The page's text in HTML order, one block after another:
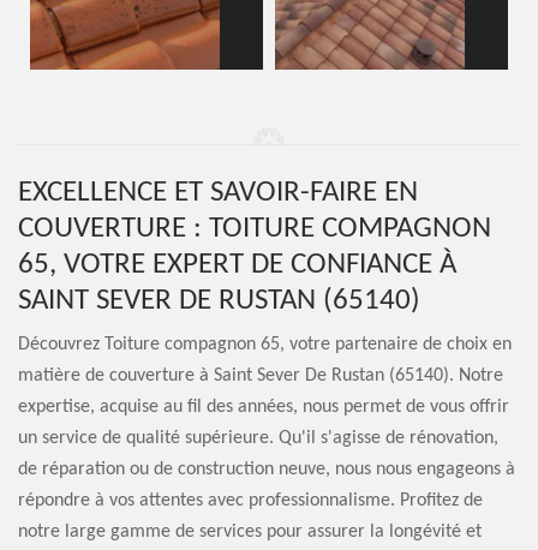
EXCELLENCE ET SAVOIR-FAIRE EN
COUVERTURE : TOITURE COMPAGNON
65, VOTRE EXPERT DE CONFIANCE À
SAINT SEVER DE RUSTAN (65140)
Découvrez Toiture compagnon 65, votre partenaire de choix en
matière de couverture à Saint Sever De Rustan (65140). Notre
expertise, acquise au fil des années, nous permet de vous offrir
un service de qualité supérieure. Qu'il s'agisse de rénovation,
de réparation ou de construction neuve, nous nous engageons à
répondre à vos attentes avec professionnalisme. Profitez de
notre large gamme de services pour assurer la longévité et